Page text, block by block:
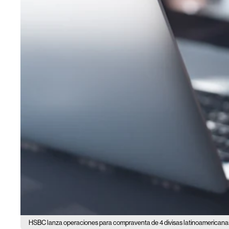
HSBC lanza operaciones para compraventa de 4 divisas